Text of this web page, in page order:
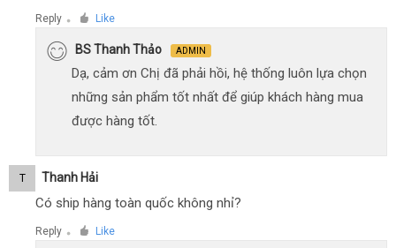
Reply ● Like
BS Thanh Thảo ADMIN
Dạ, cảm ơn Chị đã phải hồi, hệ thống luôn lựa chọn
những sản phẩm tốt nhất để giúp khách hàng mua
được hàng tốt.
T Thanh Hải
Có ship hàng toàn quốc không nhỉ?
Reply ● Like